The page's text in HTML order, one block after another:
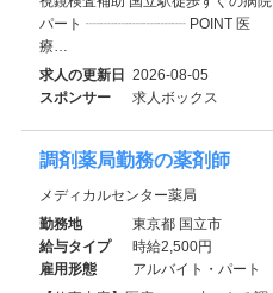
パート ┈┈┈┈┈┈┈ POINT 医
療…
求人の更新日 2026-08-05
スポンサー
求人ボックス
調剤薬局勤務の薬剤師
メディカルセンター薬局
勤務地
東京都 国立市
給与タイプ
時給2,500円
雇用形態
アルバイト・パート